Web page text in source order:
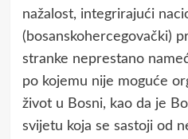
nažalost, integrirajući
(bosanskohercegovački)
stranke neprestano
po kojemu nije moguće
život u Bosni, kao da je
svijetu koja se sastoji od